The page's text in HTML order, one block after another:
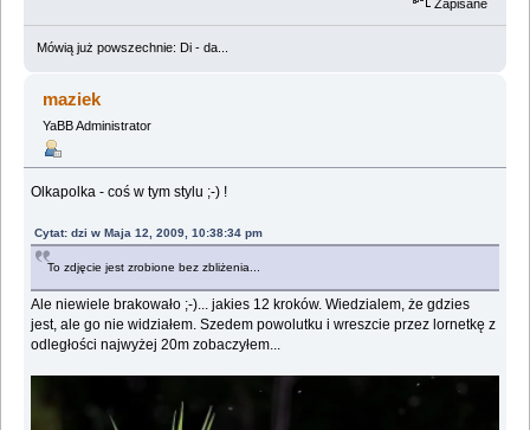
Zapisane
Mówią już powszechnie: Di - da...
maziek
YaBB Administrator
Olkapolka - coś w tym stylu ;-) !
Cytat: dzi w Maja 12, 2009, 10:38:34 pm
To zdjęcie jest zrobione bez zbliżenia...
Ale niewiele brakowało ;-)... jakies 12 kroków. Wiedzialem, że gdzies
jest, ale go nie widziałem. Szedem powolutku i wreszcie przez lornetkę z
odległości najwyżej 20m zobaczyłem...